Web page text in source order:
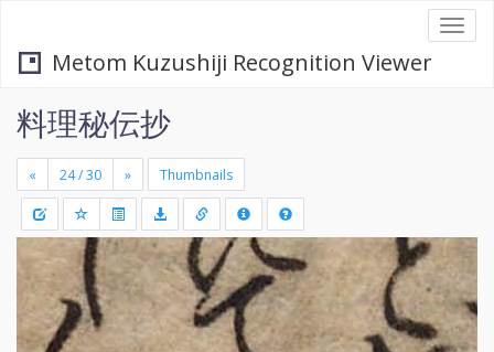
Metom Kuzushiji Recognition Viewer
料理秘伝抄
« » Thumbnails
+
-
Draw
a